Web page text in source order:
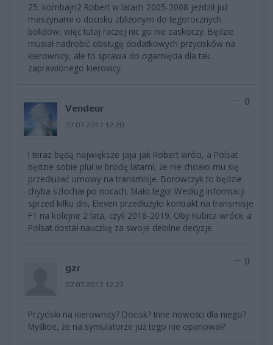
25. kombajn2 Robert w latach 2005-2008 jeździł już
maszynami o docisku zbliżonym do tegorocznych
bolidów, więc tutaj raczej nic go nie zaskoczy. Będzie
musiał nadrobić obsługę dodatkowych przycisków na
kierownicy, ale to sprawa do ogarnięcia dla tak
zaprawionego kierowcy.
Vendeur
07.07.2017 12:20
0
I teraz będą największe jaja jak Robert wróci, a Polsat
będzie sobie pluł w brodę latami, że nie chciało mu się
przedłużać umowy na transmisje. Borowczyk to będzie
chyba szlochał po nocach. Mało tego! Według informacji
sprzed kilku dni, Eleven przedłużyło kontrakt na transmisje
F1 na kolejne 2 lata, czyli 2018-2019. Oby Kubica wrócił, a
Polsat dostał nauczkę za swoje debilne decyzje.
gzr
07.07.2017 12:23
0
Przyciski na kierownicy? Docisk? Inne nowości dla niego?
Myślicie, że na symulatorze już tego nie opanował?